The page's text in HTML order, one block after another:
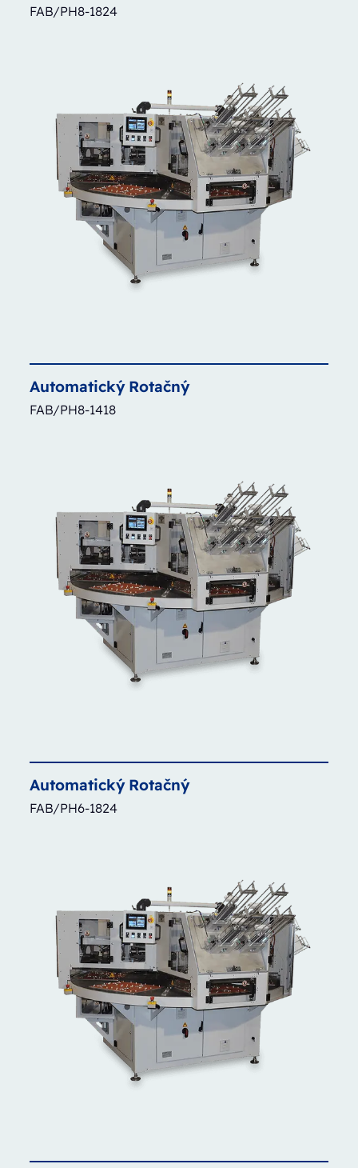
FAB/PH8-1824
Automatický Rotačný
FAB/PH8-1418
Automatický Rotačný
FAB/PH6-1824